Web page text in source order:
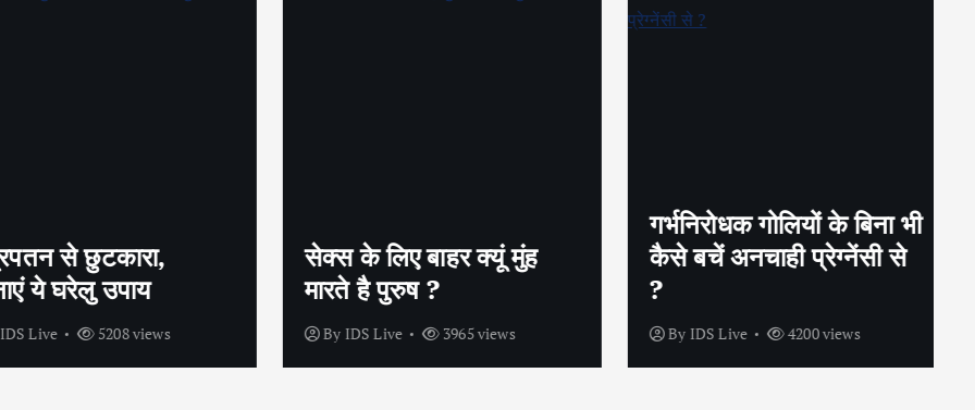
से छुटकारा,
ये घरेलु उपाय
5208 views
सेक्स के लिए बाहर क्यूं मुंह
मारते है पुरुष ?
ByIDS Live 3965 views
गर्भनिरोधक गोलियों के बिना भी
कैसे बचें अनचाही प्रेग्नेंसी से
ByIDS Live 4200 views